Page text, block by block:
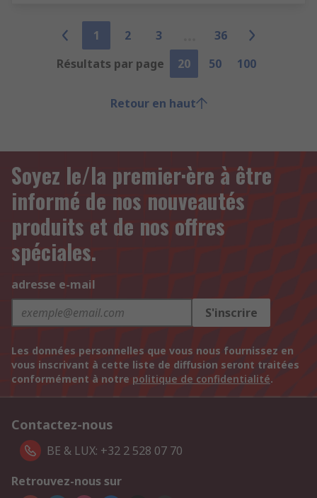
1 2 3
36
Résultats par page
20 50 100
Retour en haut
Soyez le/la premier·ère à être
informé de nos nouveautés
produits et de nos offres
spéciales.
adresse e-mail
S'inscrire
Les données personnelles que vous nous fournissez en
vous inscrivant à cette liste de diffusion seront traitées
conformément à notre politique de confidentialité.
Contactez-nous
BE & LUX: +32 2 528 07 70
Retrouvez-nous sur